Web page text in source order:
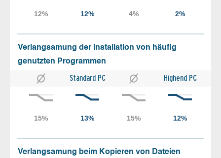
Verlangsamung der Installation von häufig
genutzten Programmen
Standard PC Highend PC
Verlangsamung beim Kopieren von Dateien